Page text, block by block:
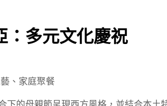
：多元文化慶祝
、家庭聚餐